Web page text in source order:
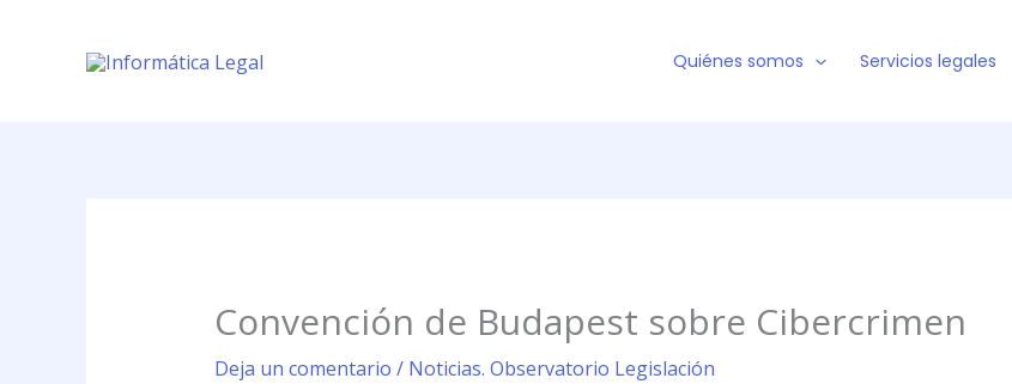
contenido
Quiénes somos Servicios legales
Convención de Budapest sobre Cibercrimen
Deja un comentario / Noticias. Observatorio Legislación